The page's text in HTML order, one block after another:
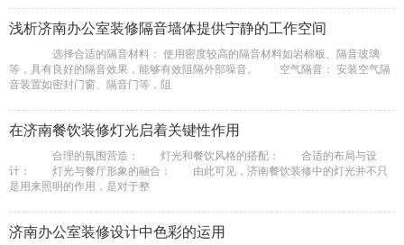
浅析济南办公室装修隔音墙体提供宁静的工作空间
选择合适的隔音材料： 使用密度较高的隔音材料如岩棉板、隔音玻璃
等，具有良好的隔音效果，能够有效阻隔外部噪音。 空气隔音： 安装空气隔
音装置如密封门窗、隔音门等，阻
在济南餐饮装修灯光启着关键性作用
合理的氛围营造： 灯光和餐饮风格的搭配： ‌合适的布局与设
计： ‌灯光与餐厅形象的融合： ‌由此可见，济南餐饮装修中的灯光并不只
是用来照明的作用，是对于整
济南办公室装修设计中色彩的运用